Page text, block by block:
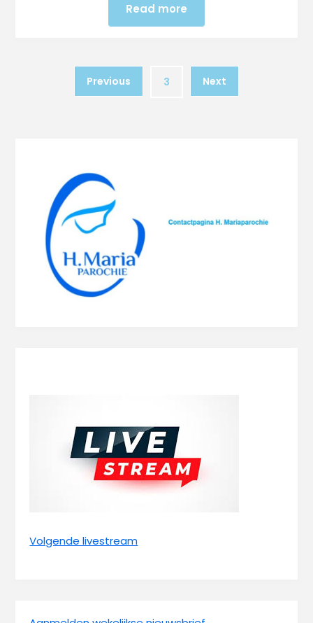
Read more
Previous 3 Next
Volgende livestream